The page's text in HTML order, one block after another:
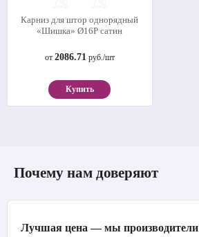
Карниз для штор однорядный
«Шишка» Ø16Р сатин
от 2086.71 руб./шт
Купить
Почему нам доверяют
Лучшая цена — мы производители